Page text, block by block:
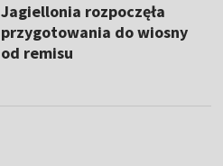
Jagiellonia rozpoczęła
przygotowania do wiosny
od remisu